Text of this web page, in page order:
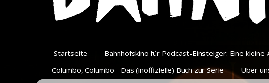
Startseite Bahnhofskino für Podcast-Einsteiger: Eine kleine
Columbo, Columbo - Das (inoffizielle) Buch zur Serie
Über